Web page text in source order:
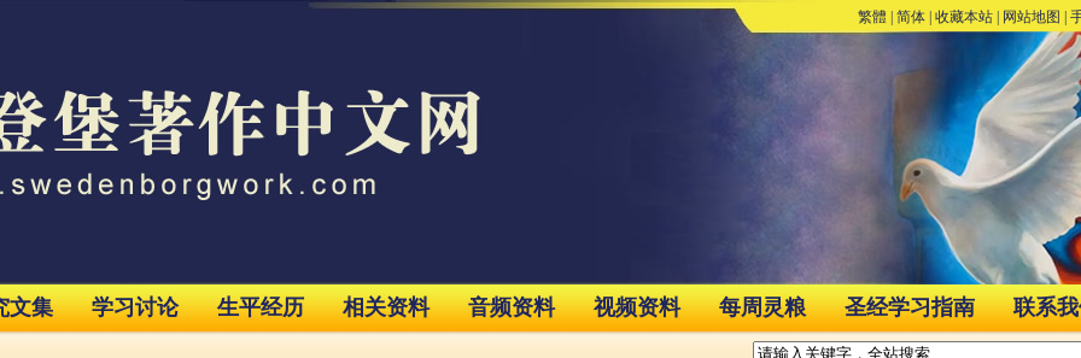
繁體 简体 收藏本站 网站地图
文集 学习讨论 生平经历 相关资料 音频资料 视频资料 每周灵粮 圣经学习指南 联系